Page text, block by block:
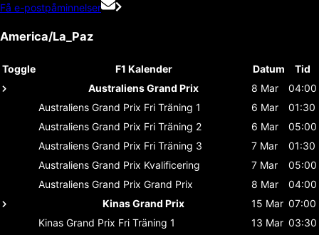
Få e-postpåminnelser
America/La_Paz
Toggle F1 Kalender Datum
Tid
Australiens Grand Prix
8 Mar
04:00
Australiens Grand Prix Fri Träning 1 6 Mar
01:30
Australiens Grand Prix Fri Träning 2 6 Mar
05:00
Australiens Grand Prix Fri Träning 3 7 Mar
01:30
Australiens Grand Prix Kvalificering 7 Mar
05:00
Australiens Grand Prix Grand Prix 8 Mar
04:00
Kinas Grand Prix
15 Mar 07:00
Kinas Grand Prix Fri Träning 1 13 Mar 03:30